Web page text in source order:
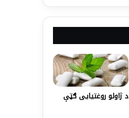
د ژاولو روغتیایی ګټې